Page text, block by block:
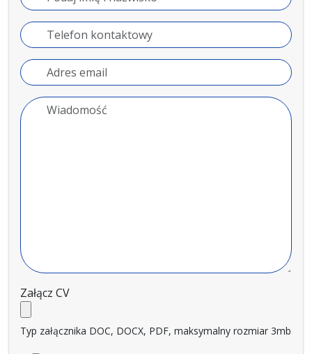
Załącz CV
Typ załącznika DOC, DOCX, PDF, maksymalny rozmiar 3mb